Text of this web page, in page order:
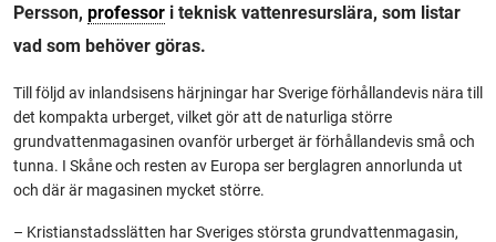
Persson, professor i teknisk vattenresurslära, som listar
vad som behöver göras.
Till följd av inlandsisens härjningar har Sverige förhållandevis nära till
det kompakta urberget, vilket gör att de naturliga större
grundvattenmagasinen ovanför urberget är förhållandevis små och
tunna. I Skåne och resten av Europa ser berglagren annorlunda ut
och där är magasinen mycket större.
– Kristianstadsslätten har Sveriges största grundvattenmagasin,